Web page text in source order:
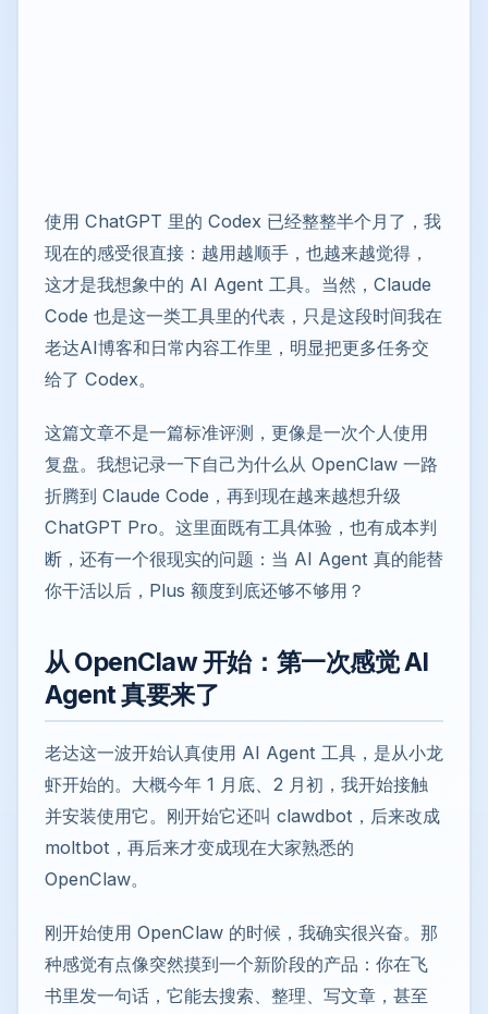
使用 ChatGPT 里的 Codex 已经整整半个月了，我
现在的感受很直接：越用越顺手，也越来越觉得，
这才是我想象中的 AI Agent 工具。当然，Claude
Code 也是这一类工具里的代表，只是这段时间我在
老达AI博客和日常内容工作里，明显把更多任务交
给了 Codex。
这篇文章不是一篇标准评测，更像是一次个人使用
复盘。我想记录一下自己为什么从 OpenClaw 一路
折腾到 Claude Code，再到现在越来越想升级
ChatGPT Pro。这里面既有工具体验，也有成本判
断，还有一个很现实的问题：当 AI Agent 真的能替
你干活以后，Plus 额度到底还够不够用？
从 OpenClaw 开始：第一次感觉 AI
Agent 真要来了
老达这一波开始认真使用 AI Agent 工具，是从小龙
虾开始的。大概今年 1 月底、2 月初，我开始接触
并安装使用它。刚开始它还叫 clawdbot，后来改成
moltbot，再后来才变成现在大家熟悉的
OpenClaw。
刚开始使用 OpenClaw 的时候，我确实很兴奋。那
种感觉有点像突然摸到一个新阶段的产品：你在飞
书里发一句话，它能去搜索、整理、写文章，甚至